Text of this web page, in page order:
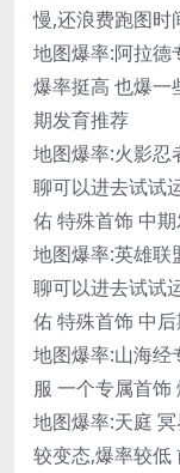
慢,还浪费跑图时
地图爆率:阿拉德
爆率挺高 也爆一
期发育推荐
地图爆率:火影忍
聊可以进去试试
佑 特殊首饰 中
地图爆率:英雄联
聊可以进去试试
佑 特殊首饰 中
地图爆率:山海经
服 一个专属首饰
地图爆率:天庭
较变态,爆率较低